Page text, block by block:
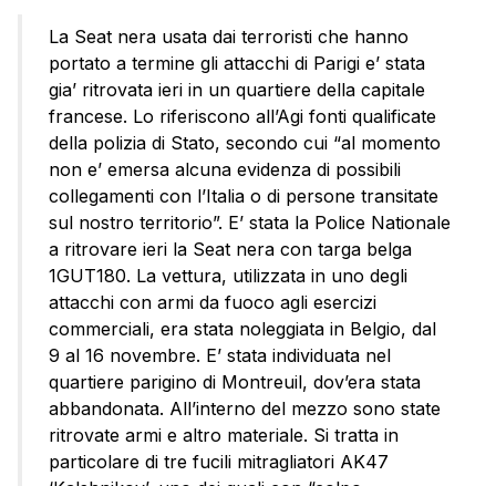
La Seat nera usata dai terroristi che hanno
portato a termine gli attacchi di Parigi e’ stata
gia’ ritrovata ieri in un quartiere della capitale
francese. Lo riferiscono all’Agi fonti qualificate
della polizia di Stato, secondo cui “al momento
non e’ emersa alcuna evidenza di possibili
collegamenti con l’Italia o di persone transitate
sul nostro territorio”. E’ stata la Police Nationale
a ritrovare ieri la Seat nera con targa belga
1GUT180. La vettura, utilizzata in uno degli
attacchi con armi da fuoco agli esercizi
commerciali, era stata noleggiata in Belgio, dal
9 al 16 novembre. E’ stata individuata nel
quartiere parigino di Montreuil, dov’era stata
abbandonata. All’interno del mezzo sono state
ritrovate armi e altro materiale. Si tratta in
particolare di tre fucili mitragliatori AK47